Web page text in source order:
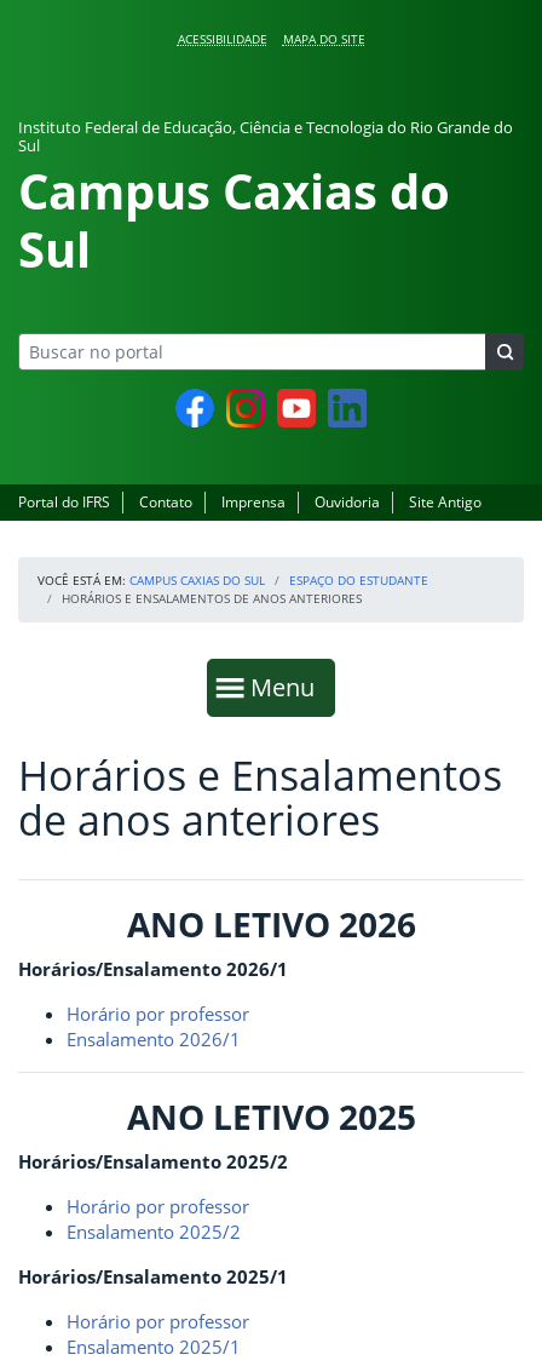
ACESSIBILIDADE MAPA DO SITE
Instituto Federal de Educação, Ciência e Tecnologia do Rio Grande do
Sul
Campus Caxias do
Sul
FacebookInstagramYouTube LinkedIn
Portal do IFRS Contato Imprensa Ouvidoria Site Antigo
VOCÊ ESTÁ EM: CAMPUS CAXIAS DO SUL
ESPAÇO DO ESTUDANTE
HORÁRIOS E ENSALAMENTOS DE ANOS ANTERIORES
Mostrar
Menu
Fim da navegação
Início do conteúdo
Horários e Ensalamentos
de anos anteriores
ANO LETIVO 2026
Horários/Ensalamento 2026/1
Horário por professor
Ensalamento 2026/1
ANO LETIVO 2025
Horários/Ensalamento 2025/2
Horário por professor
Ensalamento 2025/2
Horários/Ensalamento 2025/1
Horário por professor
Ensalamento 2025/1